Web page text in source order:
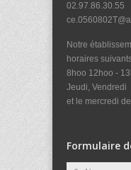
02.97.86.30.55
Notre
horaires
8hoo 12hoo -
Jeudi, Vendredi
et le mercredi
Formulaire